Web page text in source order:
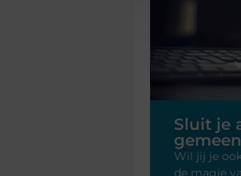
uit het leven haal sinds ik deze blogs
te staan bij de wonderen die er zijn."
Sluit je
Wil jij je
de magie